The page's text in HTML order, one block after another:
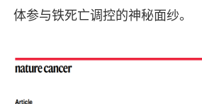
体参与铁死亡调控的神秘面纱。